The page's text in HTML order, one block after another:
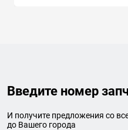
Введите номер
И получите предложения со
до Вашего города